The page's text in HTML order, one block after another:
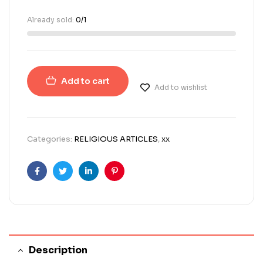
Already sold: 0/1
Add to cart
Add to wishlist
Categories: RELIGIOUS ARTICLES,xx
FacebookTwitterLinkedinPinterest
Description